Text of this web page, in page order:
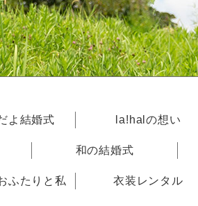
よ結婚式 la!halの想い
和の結婚式
ふたりと私 衣装レンタル